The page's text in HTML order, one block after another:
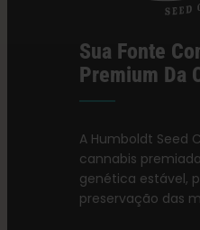
Sua Fonte
Premium Da
A Humboldt Seed
cannabis
genética estável,
preservação das